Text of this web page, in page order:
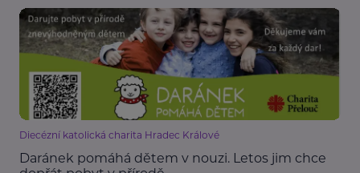
Diecézní katolická charita Hradec Králové
Daránek pomáhá dětem v nouzi. Letos jim chce